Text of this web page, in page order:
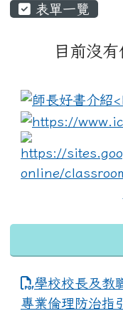
表單一覽
目前沒
學校校長及教
專業倫理防治指引